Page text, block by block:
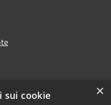
×
sui cookie